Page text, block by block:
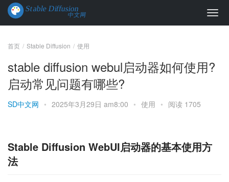
首页 Stable Diffusion 使用
stable diffusion webul启动器如何使用?
启动常见问题有哪些?
SD中文网 • 2025年3月29日 am8:00 • 使用 • 阅读 1705
Stable Diffusion WebUI启动器的基本使用方
法